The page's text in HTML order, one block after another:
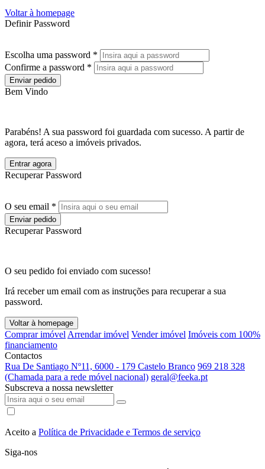
Voltar à homepage
Definir Password
Escolha uma password *
Confirme a password *
Enviar pedido
Bem Vindo
Parabéns! A sua password foi guardada com sucesso. A partir de
agora, terá aceso a imóveis privados.
Entrar agora
Recuperar Password
O seu email *
Enviar pedido
Recuperar Password
O seu pedido foi enviado com sucesso!
Irá receber um email com as instruções para recuperar a sua
password.
Voltar à homepage
Comprar imóvel Arrendar imóvel Vender imóvel Imóveis com 100%
financiamento
Contactos
Rua De Santiago Nº11, 6000 - 179 Castelo Branco 969 218 328
(Chamada para a rede móvel nacional) geral@feeka.pt
Subscreva a nossa newsletter
Aceito a Política de Privacidade e Termos de serviço
Siga-nos